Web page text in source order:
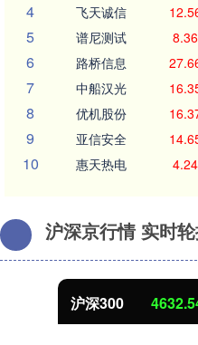
4 飞天诚信
5 谱尼测试 8.36
6 路桥信息
7 中船汉光
8 优机股份
9 亚信安全
10 惠天热电 4.24
沪深京行情 实时
沪深300